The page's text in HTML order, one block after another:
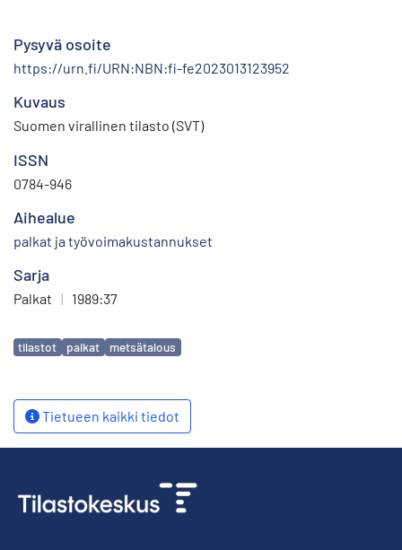
Pysyvä osoite
https://urn.fi/URN:NBN:fi-fe2023013123952
Kuvaus
Suomen virallinen tilasto (SVT)
ISSN
0784-946
Aihealue
palkat ja työvoimakustannukset
Sarja
Palkat | 1989:37
Avainsanat
tilastot palkat metsätalous
Tietueen kaikki tiedot